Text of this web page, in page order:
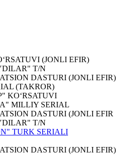
(JONLI EFIR)
T/N
DASTURI (JONLI EFIR)
(TAKROR)
KO‘RSATUVI
MILLIY SERIAL
DASTURI (JONLI EFIR
T/N
TURK SERIALI
DASTURI (JONLI EFIR)